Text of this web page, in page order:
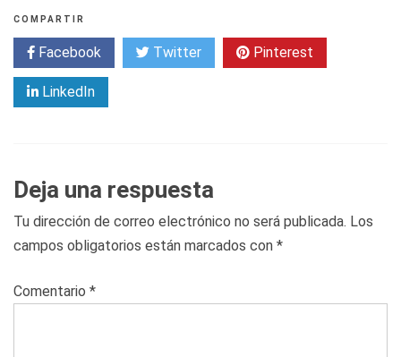
COMPARTIR
Facebook Twitter Pinterest
LinkedIn
Deja una respuesta
Tu dirección de correo electrónico no será publicada. Los
campos obligatorios están marcados con *
Comentario *